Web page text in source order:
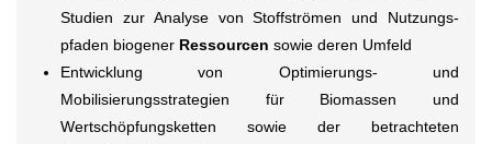
Studien zur Analyse von Stoffströmen und Nutzungs-
pfaden biogener Ressourcen sowie deren Umfeld
Entwicklung von Optimierungs- und
Mobilisierungsstrategien für Biomassen und
Wertschöpfungsketten sowie der betrachteten